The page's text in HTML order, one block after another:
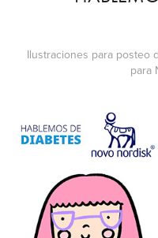
Ilustraciones para posteo
para